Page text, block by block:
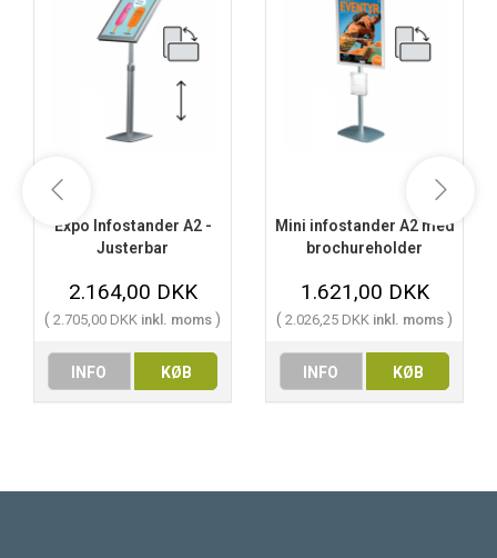
Expo Infostander A2 -
Justerbar
2.164,00 DKK
( 2.705,00 DKK inkl. moms )
INFO KØB
Mini infostander A2 med
brochureholder
1.621,00 DKK
( 2.026,25 DKK inkl. moms )
INFO KØB